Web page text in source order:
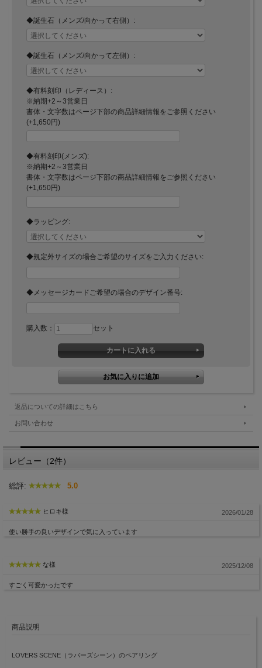
◆誕生石（メンズ/向かって右側）:
◆誕生石（メンズ/向かって左側）:
◆有料刻印（レディース）:
※納期+2～3営業日
書体・文字数はページ下部の商品詳細情報をご参照ください
(+1,650円)
◆有料刻印(メンズ):
※納期+2～3営業日
書体・文字数はページ下部の商品詳細情報をご参照ください
(+1,650円)
◆ラッピング:
◆規定外サイズの場合ご希望のサイズをご入力ください:
◆メッセージカードご希望の場合のデザイン番号:
購入数： セット
返品についての詳細はこちら
お問い合わせ
レビュー（2件）
総評: 5.0
ヒロキ様 2026/01/28
使い勝手の良いデザインで気に入っています
な様 2025/12/08
すごく可愛かったです
商品説明
LOVERS SCENE（ラバーズシーン）のペアリング